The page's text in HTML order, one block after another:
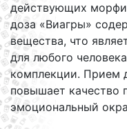
действующих
доза «Виагры»
вещества, что
для любого
комплекции. Прием
повышает качество
эмоциональный